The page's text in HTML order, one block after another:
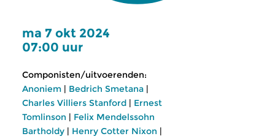
ma 7 okt 2024
07:00 uur
Componisten/uitvoerenden:
Anoniem | Bedrich Smetana |
Charles Villiers Stanford | Ernest
Tomlinson | Felix Mendelssohn
Bartholdy | Henry Cotter Nixon |